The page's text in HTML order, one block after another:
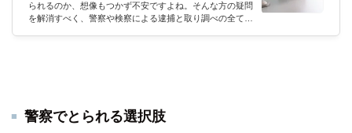
られるのか、想像もつかず不安ですよね。そんな方の疑問
を解消すべく、警察や検察による逮捕と取り調べの全てを
見るよろしくお願いします。逮捕や...
警察でとられる選択肢